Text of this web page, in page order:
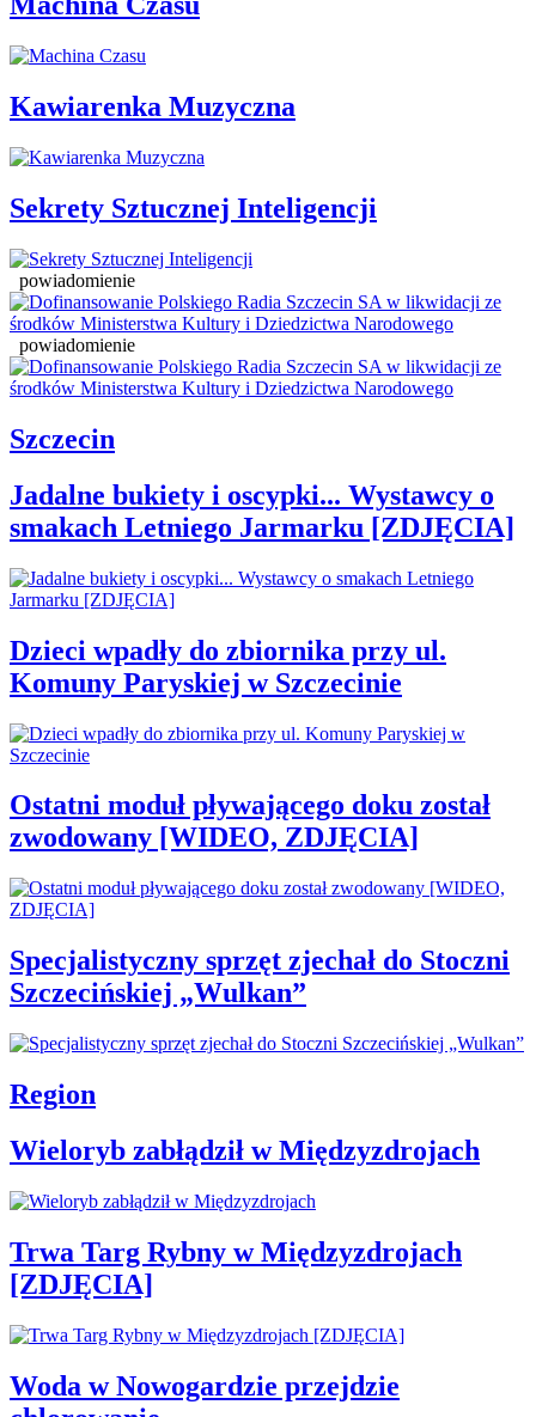
Kawiarenka Muzyczna
Sekrety Sztucznej Inteligencji
powiadomienie
powiadomienie
Szczecin
Jadalne bukiety i oscypki... Wystawcy o
smakach Letniego Jarmarku [ZDJĘCIA]
Dzieci wpadły do zbiornika przy ul.
Komuny Paryskiej w Szczecinie
Ostatni moduł pływającego doku został
zwodowany [WIDEO, ZDJĘCIA]
Specjalistyczny sprzęt zjechał do Stoczni
Szczecińskiej „Wulkan”
Region
Wieloryb zabłądził w Międzyzdrojach
Trwa Targ Rybny w Międzyzdrojach
[ZDJĘCIA]
Woda w Nowogardzie przejdzie